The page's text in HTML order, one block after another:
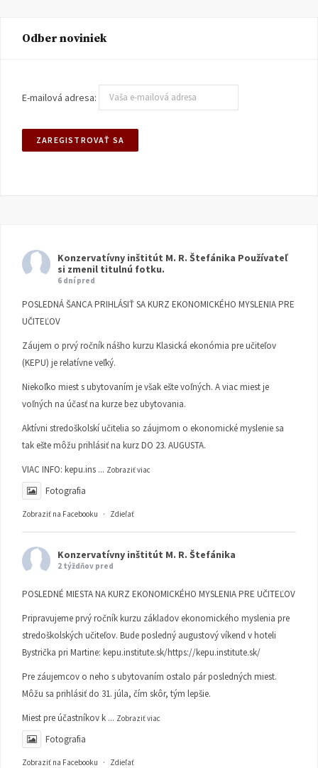
Odber noviniek
E-mailová adresa:
Konzervatívny inštitút M. R. Štefánika Používateľ
si zmenil titulnú fotku.
6 dní pred
POSLEDNÁ ŠANCA PRIHLÁSIŤ SA KURZ EKONOMICKÉHO MYSLENIA PRE
UČITEĽOV
Záujem o prvý ročník nášho kurzu Klasická ekonómia pre učiteľov
(KEPU) je relatívne veľký.
Niekoľko miest s ubytovaním je však ešte voľných. A viac miest je
voľných na účasť na kurze bez ubytovania.
Aktívni stredoškolskí učitelia so záujmom o ekonomické myslenie sa
tak ešte môžu prihlásiť na kurz DO 23. AUGUSTA.
VIAC INFO: kepu.ins ... Zobraziť viac
Fotografia
Zobraziť na Facebooku · Zdieľať
Konzervatívny inštitút M. R. Štefánika
2 týždňov pred
POSLEDNÉ MIESTA NA KURZ EKONOMICKÉHO MYSLENIA PRE UČITEĽOV
Pripravujeme prvý ročník kurzu základov ekonomického myslenia pre
stredoškolských učiteľov. Bude posledný augustový víkend v hoteli
Bystrička pri Martine: kepu.institute.sk/https://kepu.institute.sk/
Pre záujemcov o neho s ubytovaním ostalo pár posledných miest.
Môžu sa prihlásiť do 31. júla, čím skôr, tým lepšie.
Miest pre účastníkov k ... Zobraziť viac
Fotografia
Zobraziť na Facebooku · Zdieľať